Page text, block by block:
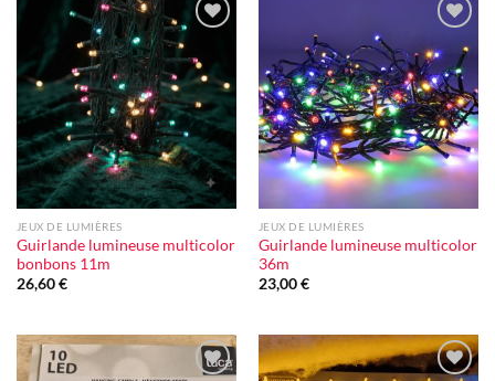
Ajouter
à la liste
d'envie
JEUX DE LUMIÈRES
Guirlande lumineuse multicolor
bonbons 11m
26,60€
Ajouter
à la liste
d'envie
JEUX DE LUMIÈRES
Guirlande lumineuse multicolor
36m
23,00€